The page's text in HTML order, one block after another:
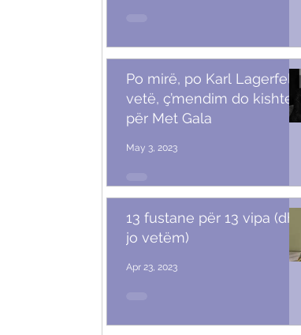
Po mirë, po Karl Lagerfeld
vetë, ç’mendim do kishte
për Met Gala
May 3, 2023
13 fustane për 13 vipa (dhe
jo vetëm)
Apr 23, 2023